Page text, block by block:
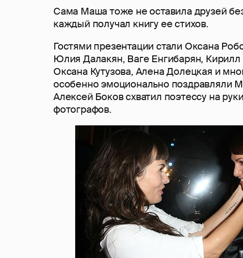
Сама Маша тоже не оставила друзей
каждый получал книгу ее стихов.
Гостями презентации стали Оксана
Юлия Далакян, Ваге Енгибарян,
Оксана Кутузова, Алена Долецкая и
особенно эмоционально поздравляли
Алексей Боков схватил поэтессу на
фотографов.